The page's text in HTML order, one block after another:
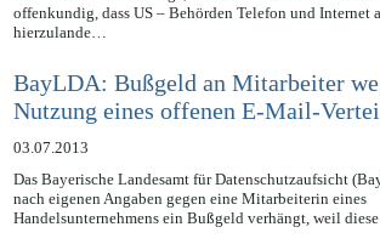
Medienberichten zu folge, wurde im Rahmen des NSA –
offenkundig, dass US – Behörden Telefon und Internet
BayLDA: Bußgeld an Mitarbeiter
Nutzung eines offenen E-Mail-
03.07.2013
Das Bayerische Landesamt für Datenschutzaufsicht
nach eigenen Angaben gegen eine Mitarbeiterin eines